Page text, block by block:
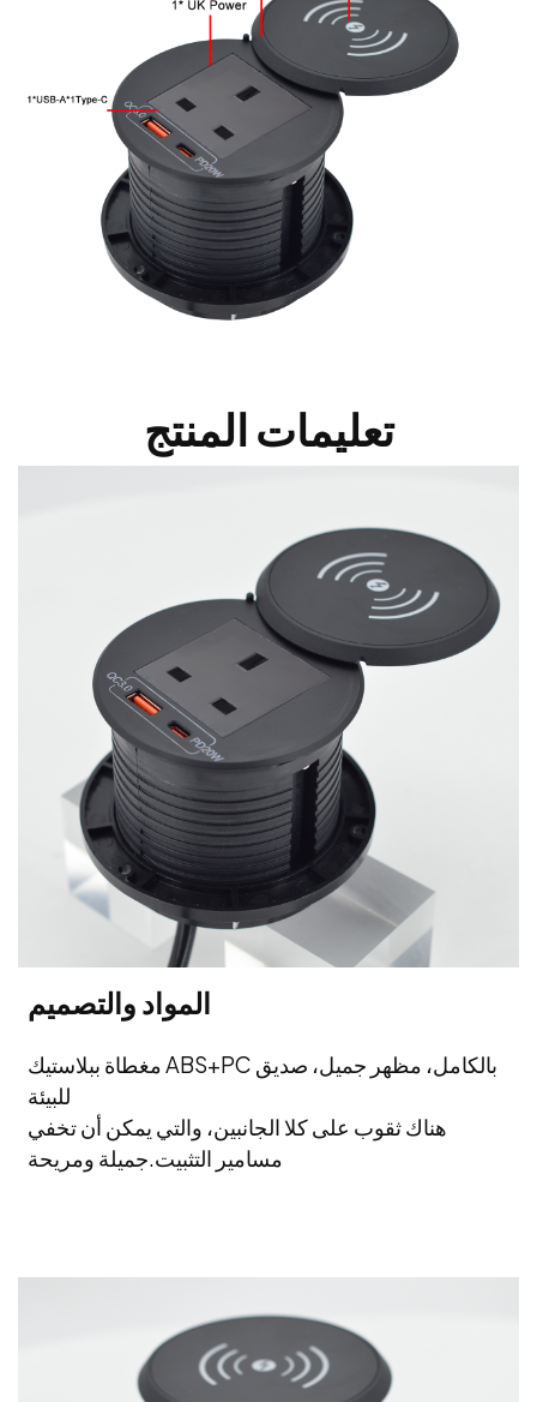
تعليمات المنتج
المواد والتصميم
مغطاة ببلاستيك ABS+PC بالكامل، مظهر جميل، صديق
للبيئة
هناك ثقوب على كلا الجانبين، والتي يمكن أن تخفي
مسامير التثبيت.جميلة ومريحة